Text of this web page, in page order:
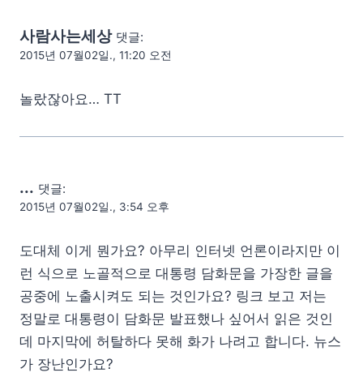
사람사는세상 댓글:
2015년 07월02일., 11:20 오전
놀랐잖아요… TT
... 댓글:
2015년 07월02일., 3:54 오후
도대체 이게 뭔가요? 아무리 인터넷 언론이라지만 이
런 식으로 노골적으로 대통령 담화문을 가장한 글을
공중에 노출시켜도 되는 것인가요? 링크 보고 저는
정말로 대통령이 담화문 발표했나 싶어서 읽은 것인
데 마지막에 허탈하다 못해 화가 나려고 합니다. 뉴스
가 장난인가요?